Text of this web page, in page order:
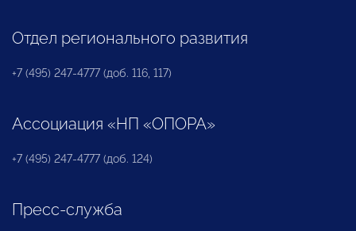
Отдел регионального развития
+7 (495) 247-4777 (доб. 116, 117)
Ассоциация «НП «ОПОРА»
+7 (495) 247-4777 (доб. 124)
Пресс-служба